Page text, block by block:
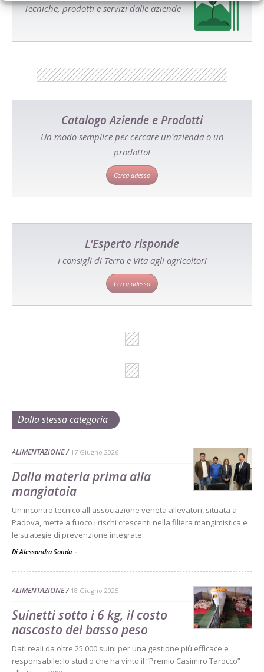
Tecniche, prodotti e servizi dalle aziende
Catalogo Aziende e Prodotti
Un modo semplice per cercare un'azienda o un
prodotto!
Cerca adesso
L'Esperto risponde
I consigli di Terra e Vita agli agricoltori
Cerca adesso
Dalla stessa categoria
ALIMENTAZIONE 17 Giugno 2026
Dalla materia prima alla
mangiatoia
Un incontro tecnico all'associazione veneta allevatori, situata a
Padova, mette a fuoco i rischi crescenti nella filiera mangimistica e
le strategie di prevenzione integrate
Di Alessandra Sonda -
ALIMENTAZIONE 18 Giugno 2025
Suinetti sotto i 6 kg, il costo
nascosto del basso peso
Dati reali da oltre 25.000 suini per una gestione più efficace e
responsabile: lo studio che ha vinto il “Premio Casimiro Tarocco”